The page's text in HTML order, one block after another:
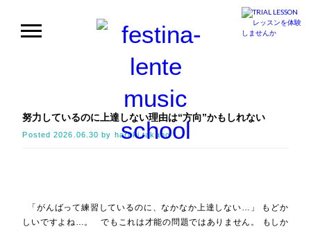
努力しているのに上達しない理由は“方向”かもしれない
Posted2026.06.30 by haruki.takano
「がんばって練習しているのに、なかなか上達しない…」 もどか
しいですよね…。 でもこれは才能の問題ではありません。 もしか